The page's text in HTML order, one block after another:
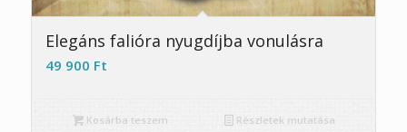
5.00
Elegáns falióra nyugdíjba vonulásra
49 900 Ft
Kosárba teszem Részletek mutatása